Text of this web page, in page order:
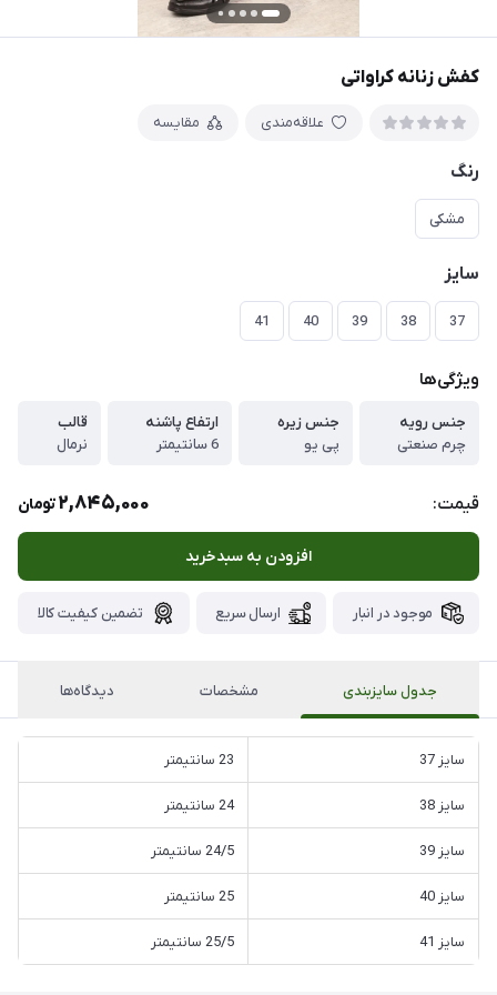
کفش زنانه کراواتی
علاقه‌مندی مقایسه
رنگ
مشکی
سایز
37
38
39
40
41
ویژگی‌ها
جنس رویه
چرم صنعتی
جنس زیره
پی یو
ارتفاع پاشنه
6 سانتیمتر
قالب
نرمال
قیمت: 2,845,000تومان
افزودن به سبدخرید
موجود در انبار ارسال سریع تضمین کیفیت کالا
جدول سایزبندی مشخصات دیدگاه‌ها
سایز 37 23 سانتیمتر
سایز 38 24 سانتیمتر
سایز 39 24/5 سانتیمتر
سایز 40 25 سانتیمتر
سایز 41 25/5 سانتیمتر